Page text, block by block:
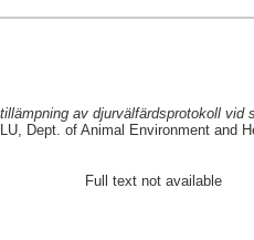
av djurvälfärdsprotokoll vid
Dept. of Animal Environment and
Full text not available